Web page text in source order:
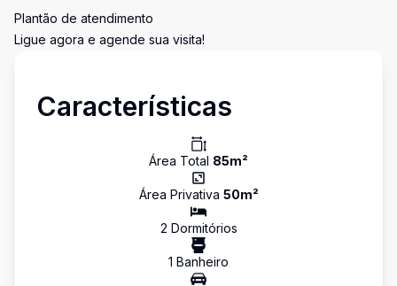
Plantão de atendimento
Ligue agora e agende sua visita!
Características
Área Total 85m²
Área Privativa 50m²
2 Dormitórios
1 Banheiro